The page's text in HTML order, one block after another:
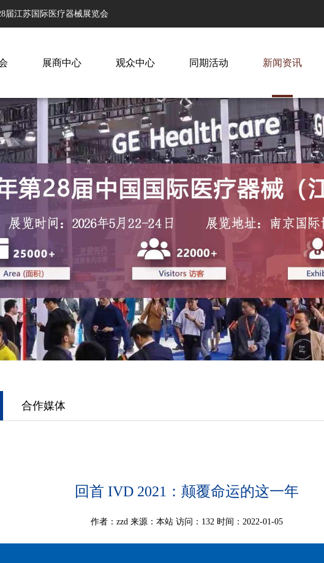
届江苏国际医疗器械展览会
展商中心 观众中心 同期活动 新闻资讯
合作媒体
回首 IVD 2021：颠覆命运的这一年
作者：zzd来源：本站访问：132时间：2022-01-05